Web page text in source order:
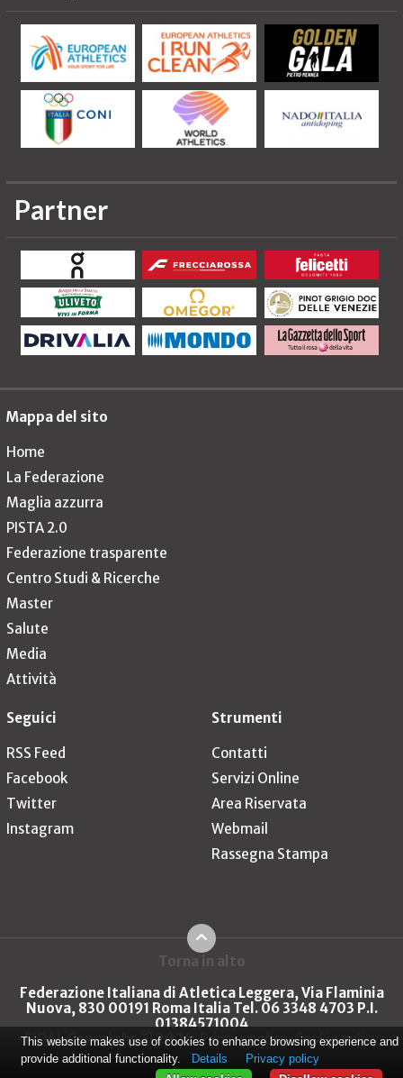
Partner
Mappa del sito
Home
La Federazione
Maglia azzurra
PISTA 2.0
Federazione trasparente
Centro Studi & Ricerche
Master
Salute
Media
Attività
Seguici
RSS Feed
Facebook
Twitter
Instagram
Strumenti
Contatti
Servizi Online
Area Riservata
Webmail
Rassegna Stampa
Torna in alto
Federazione Italiana di Atletica Leggera, Via Flaminia
Nuova, 830 00191 Roma Italia Tel. 06 3348 4703 P.I.
01384571004
FIDAL Copyright © 2026 Privacy policy Cookie policy
This website makes use of cookies to enhance browsing experience and
provide additional functionality.
Details
Privacy policy